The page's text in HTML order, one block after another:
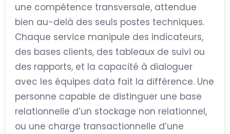
une compétence transversale, attendue
bien au-delà des seuls postes techniques.
Chaque service manipule des indicateurs,
des bases clients, des tableaux de suivi ou
des rapports, et la capacité à dialoguer
avec les équipes data fait la différence. Une
personne capable de distinguer une base
relationnelle d’un stockage non relationnel,
ou une charge transactionnelle d’une